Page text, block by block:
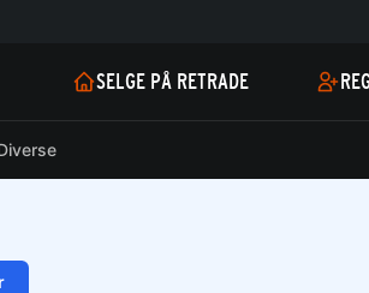
SELGE PÅ RETRADE